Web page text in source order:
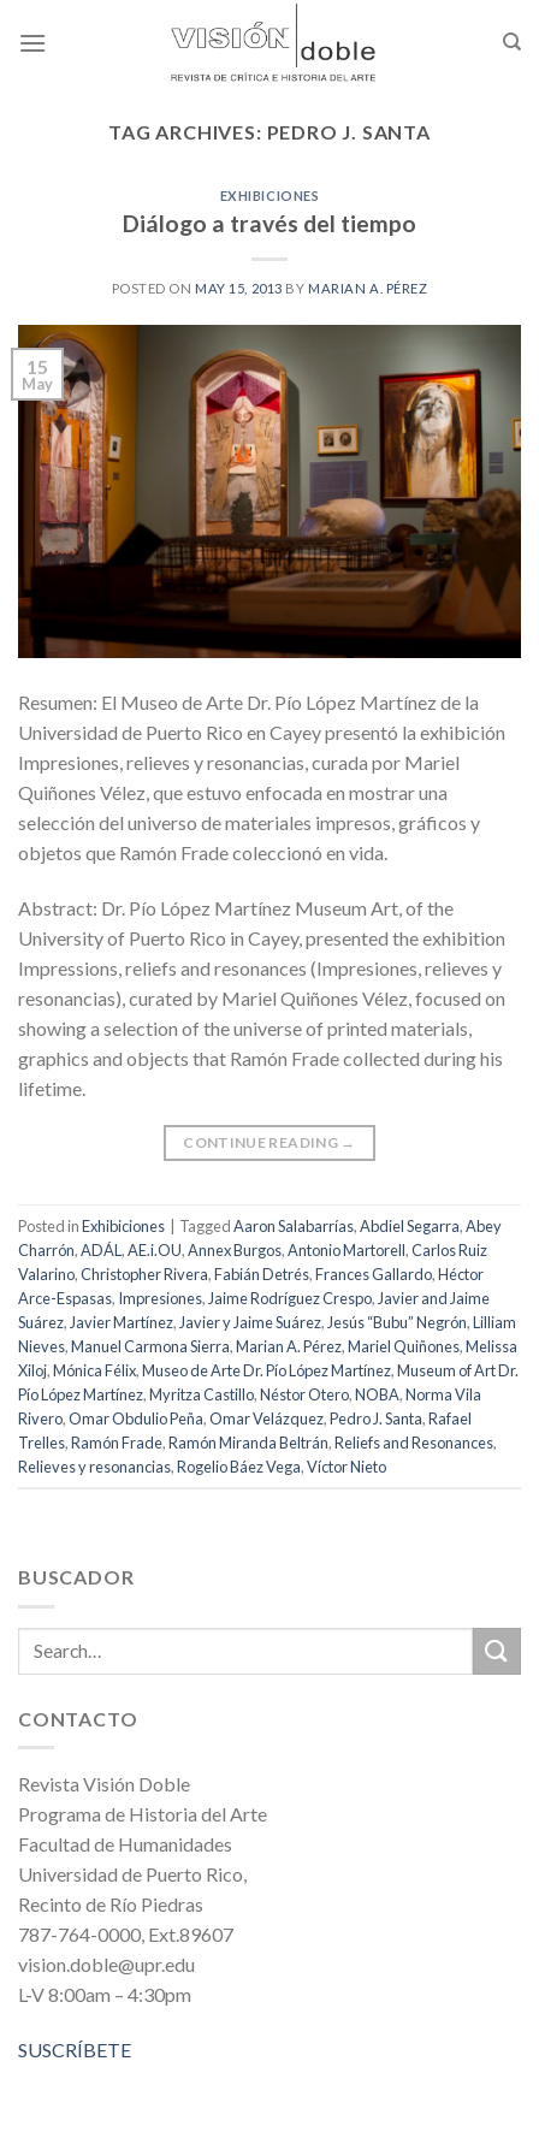
TAG ARCHIVES: PEDRO J. SANTA
EXHIBICIONES
Diálogo a través del tiempo
POSTED ON MAY 15, 2013 BY MARIAN A. PÉREZ
15
May
Resumen: El Museo de Arte Dr. Pío López Martínez de la
Universidad de Puerto Rico en Cayey presentó la exhibición
Impresiones, relieves y resonancias, curada por Mariel
Quiñones Vélez, que estuvo enfocada en mostrar una
selección del universo de materiales impresos, gráficos y
objetos que Ramón Frade coleccionó en vida.
Abstract: Dr. Pío López Martínez Museum Art, of the
University of Puerto Rico in Cayey, presented the exhibition
Impressions, reliefs and resonances (Impresiones, relieves y
resonancias), curated by Mariel Quiñones Vélez, focused on
showing a selection of the universe of printed materials,
graphics and objects that Ramón Frade collected during his
lifetime.
CONTINUE READING →
Posted inExhibiciones | TaggedAaron Salabarrías,Abdiel Segarra,Abey
Charrón,ADÁL ,AE.i.OU,Annex Burgos,Antonio Martorell,Carlos Ruiz
Valarino,Christopher Rivera,Fabián Detrés,Frances Gallardo,Héctor
Arce-Espasas, Impresiones, Jaime Rodríguez Crespo, Javier and Jaime
Suárez, Javier Martínez, Javier y Jaime Suárez, Jesús “Bubu” Negrón,Lilliam
Nieves,Manuel Carmona Sierra,Marian A. Pérez,Mariel Quiñones,Melissa
Xiloj,Mónica Félix,Museo de Arte Dr. Pío López Martínez,Museum of Art Dr.
Pío López Martínez,Myritza Castillo,Néstor Otero,NOBA,Norma Vila
Rivero,Omar Obdulio Peña,Omar Velázquez,Pedro J. Santa,Rafael
Trelles,Ramón Frade,Ramón Miranda Beltrán,Reliefs and Resonances,
Relieves y resonancias,Rogelio Báez Vega,Víctor Nieto
BUSCADOR
CONTACTO
Revista Visión Doble
Programa de Historia del Arte
Facultad de Humanidades
Universidad de Puerto Rico,
Recinto de Río Piedras
787-764-0000, Ext.89607
vision.doble@upr.edu
L-V 8:00am – 4:30pm
SUSCRÍBETE